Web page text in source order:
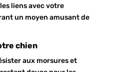
liens avec votre
un moyen amusant de
chien
aux morsures et